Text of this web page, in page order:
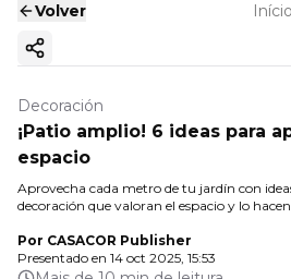
Volver Início
Copiar enlace
Decoración
¡Patio amplio! 6 ideas para
espacio
Aprovecha cada metro de tu jardín con
decoración que valoran el espacio y lo
Por CASACOR Publisher
Presentado en 14 oct 2025, 15:53